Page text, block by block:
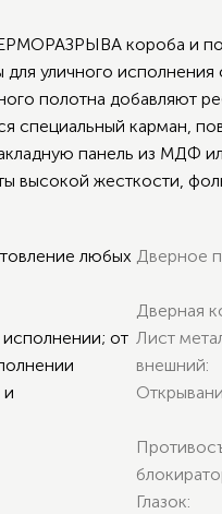
короба и
для уличного
полотна добавляют
специальный карман,
панель из МДФ
высокой жесткости,
любых Дверное
Дверная
от Лист
внешний:
и
Глазок: